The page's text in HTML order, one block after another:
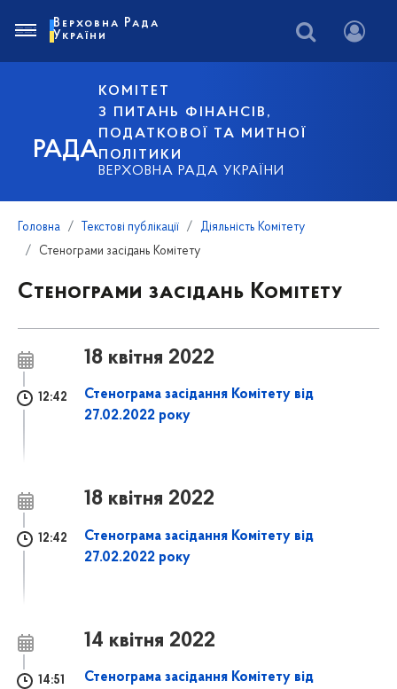
РАДА
КОМІТЕТ
З ПИТАНЬ ФІНАНСІВ,
ПОДАТКОВОЇ ТА МИТНОЇ
ПОЛІТИКИ
ВЕРХОВНА РАДА УКРАЇНИ
Верховна Рада
України
Головна Текстові публікації
Діяльність Комітету
Стенограми засідань Комітету
Стенограми засідань Комітету
18 квітня 2022
12:42
Стенограма засідання Комітету від
27.02.2022 року
18 квітня 2022
12:42
Стенограма засідання Комітету від
27.02.2022 року
14 квітня 2022
14:51
Стенограма засідання Комітету від